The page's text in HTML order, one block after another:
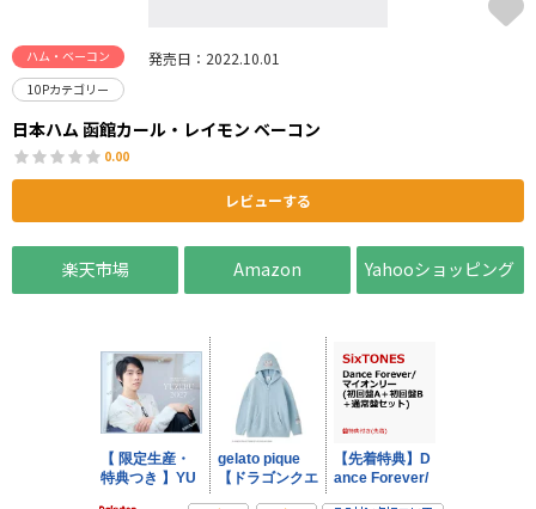
ハム・ベーコン 発売日：2022.10.01
10Pカテゴリー
日本ハム 函館カール・レイモン ベーコン
0.00
レビューする
楽天市場 Amazon Yahooショッピング